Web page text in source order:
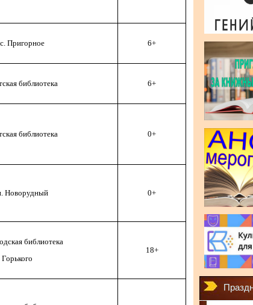
Пригорное 6+
библиотека 6+
библиотека 0+
Новорудный 0+
библиотека
18+